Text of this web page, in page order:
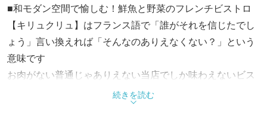
■和モダン空間で愉しむ！鮮魚と野菜のフレンチビストロ
【キリュクリュ】はフランス語で「誰がそれを信じたでし
ょう」言い換えれば「そんなのありえなくない？」という
意味です
お肉がない普通じゃありえない当店でしか味わえないビス
トロ料理をお楽しみ下さい
キャッシュレス決済のみ対応：現金不可
続きを読む